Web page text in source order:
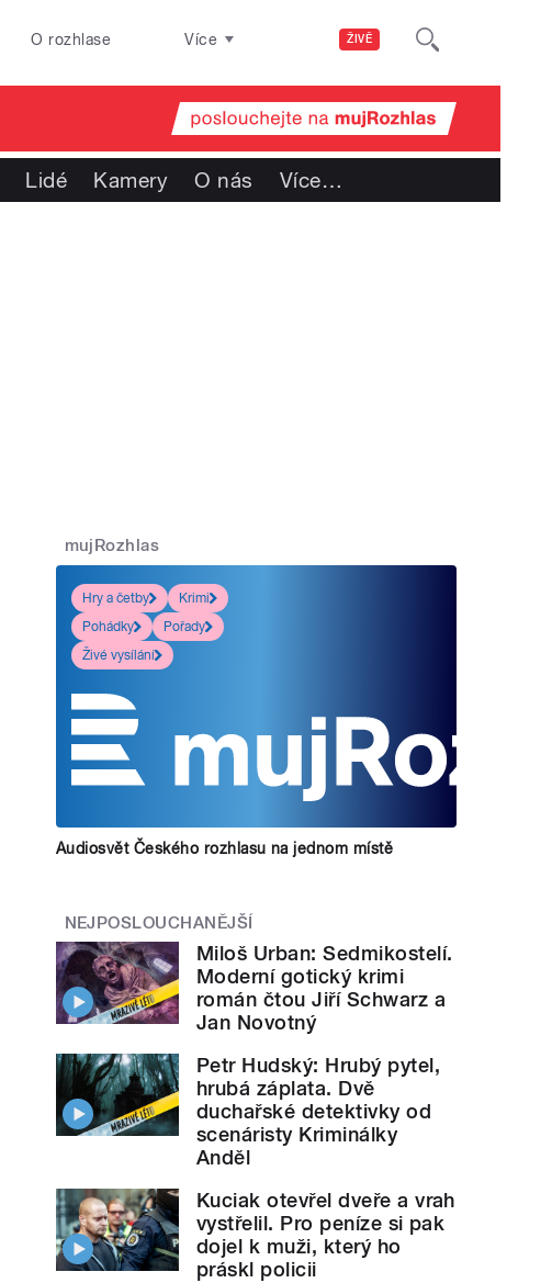
ŽIVĚ
O rozhlase Více
Lidé Kamery O nás Více…
mujRozhlas
Hry a četby
Krimi
Pohádky
Pořady
Živé vysílání
Audiosvět Českého rozhlasu na jednom místě
NEJPOSLOUCHANĚJŠÍ
Miloš Urban: Sedmikostelí.
Moderní gotický krimi
román čtou Jiří Schwarz a
Jan Novotný
Petr Hudský: Hrubý pytel,
hrubá záplata. Dvě
duchařské detektivky od
scenáristy Kriminálky
Anděl
Kuciak otevřel dveře a vrah
vystřelil. Pro peníze si pak
dojel k muži, který ho
práskl policii